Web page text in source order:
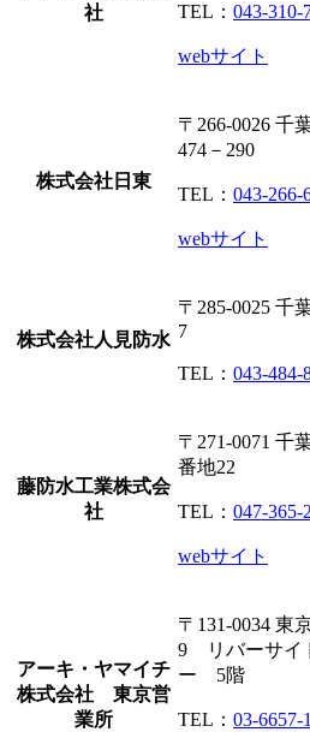
社
TEL： 043-310-
webサイト
株式会社日東
〒266-0026 千
474－290
TEL： 043-266-
webサイト
株式会社人見防水
〒285-0025 千
7
TEL： 043-484-
藤防水工業株式会
社
〒271-0071 千
番地22
TEL： 047-365-
webサイト
アーキ・ヤマイチ
株式会社 東京営
業所
〒131-0034 東
9 リバーサイ
ー 5階
TEL： 03-6657-